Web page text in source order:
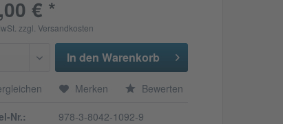
€ *
zzgl. Versandkosten
In den Warenkorb
Merken Bewerten
Nr.: 978-3-8042-1092-9